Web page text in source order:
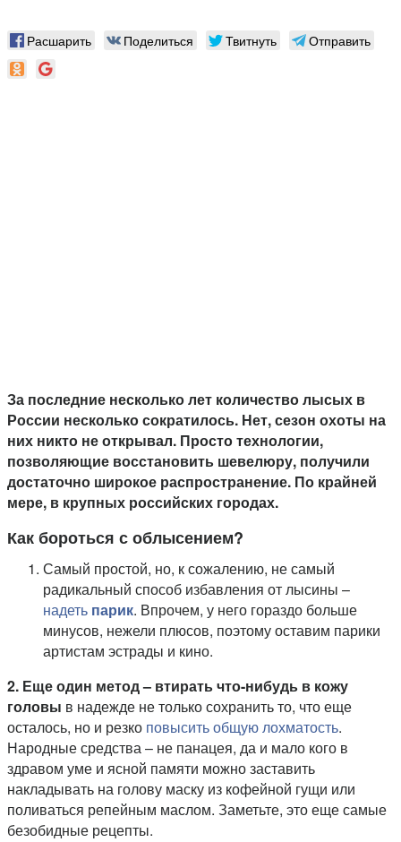
Расшарить Поделиться Твитнуть Отправить
За последние несколько лет количество лысых в
России несколько сократилось. Нет, сезон охоты на
них никто не открывал. Просто технологии,
позволяющие восстановить шевелюру, получили
достаточно широкое распространение. По крайней
мере, в крупных российских городах.
Как бороться с облысением?
Самый простой, но, к сожалению, не самый
радикальный способ избавления от лысины –
надеть парик. Впрочем, у него гораздо больше
минусов, нежели плюсов, поэтому оставим парики
артистам эстрады и кино.
2. Еще один метод – втиратьчто-нибудь в кожу
головы в надежде не только сохранить то, что еще
осталось, но и резко повысить общую лохматость.
Народные средства – не панацея, да и мало кого в
здравом уме и ясной памяти можно заставить
накладывать на голову маску из кофейной гущи или
поливаться репейным маслом. Заметьте, это еще самые
безобидные рецепты.